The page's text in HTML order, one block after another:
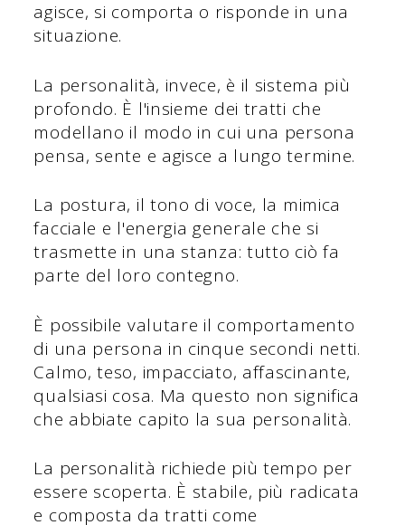
agisce, si comporta o risponde in una
situazione.
La personalità, invece, è il sistema più
profondo. È l'insieme dei tratti che
modellano il modo in cui una persona
pensa, sente e agisce a lungo termine.
La postura, il tono di voce, la mimica
facciale e l'energia generale che si
trasmette in una stanza: tutto ciò fa
parte del loro contegno.
È possibile valutare il comportamento
di una persona in cinque secondi netti.
Calmo, teso, impacciato, affascinante,
qualsiasi cosa. Ma questo non significa
che abbiate capito la sua personalità.
La personalità richiede più tempo per
essere scoperta. È stabile, più radicata
e composta da tratti come